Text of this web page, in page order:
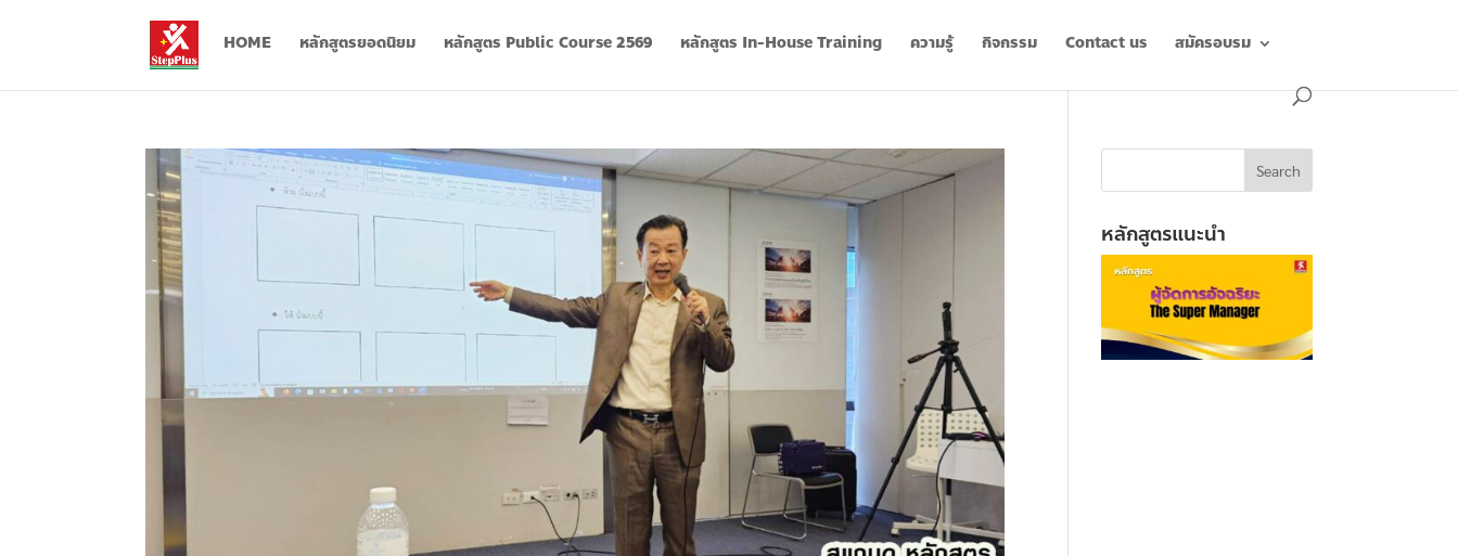
HOME หลักสูตรยอดนิยม หลักสูตร Public Course 2569 หลักสูตร In-House Training ความรู้ กิจกรรม Contact us สมัครอบรม
หลักสูตรแนะนำ